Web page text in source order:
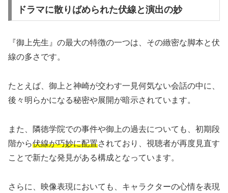
ドラマに散りばめられた伏線と演出の妙
『御上先生』の最大の特徴の一つは、その緻密な脚本と伏
線の多さです。
たとえば、御上と神崎が交わす一見何気ない会話の中に、
後々明らかになる秘密や展開が暗示されています。
また、隣徳学院での事件や御上の過去についても、初期段
階から伏線が巧妙に配置されており、視聴者が再度見直す
ことで新たな発見がある構成となっています。
さらに、映像表現においても、キャラクターの心情を表現